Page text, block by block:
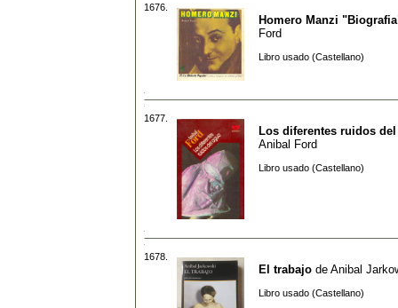
1676.
Homero Manzi
Ford
Libro usado (Castellano)
1677.
Los diferentes ruidos del
Anibal Ford
Libro usado (Castellano)
1678.
El trabajo de Anibal
Libro usado (Castellano)